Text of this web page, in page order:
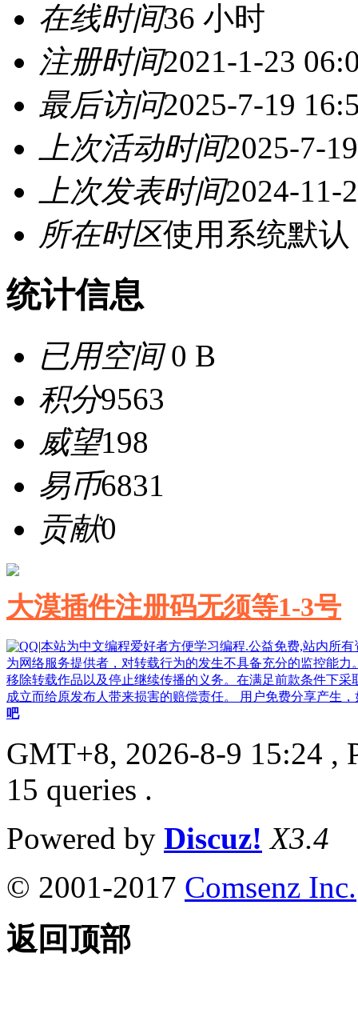
在线时间36 小时
注册时间2021-1-23
最后访问2025-7-19
上次活动时间2025-7-
上次发表时间2024-11-
所在时区使用系统默认
统计信息
已用空间0 B
积分9563
威望198
易币6831
贡献0
大漠插件注册码无须等1-3号
|本站为中文编程爱好者方便学习编程.公益免费,站内所
为网络服务提供者，对转载行为的发生不具备充分的监控能
移除转载作品以及停止继续传播的义务。在满足前款条件下
成立而给原发布人带来损害的赔偿责任。 用户免费分享产生
吧
GMT+8, 2026-8-9 15:24 ,
15 queries .
Powered by Discuz! X3.4
© 2001-2017 Comsenz Inc.
返回顶部